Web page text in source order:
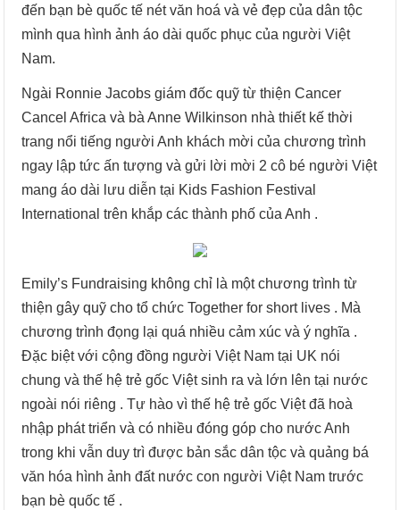
đến bạn bè quốc tế nét văn hoá và vẻ đẹp của dân tộc
mình qua hình ảnh áo dài quốc phục của người Việt
Nam.
Ngài Ronnie Jacobs giám đốc quỹ từ thiện Cancer
Cancel Africa và bà Anne Wilkinson nhà thiết kế thời
trang nổi tiếng người Anh khách mời của chương trình
ngay lập tức ấn tượng và gửi lời mời 2 cô bé người Việt
mang áo dài lưu diễn tại Kids Fashion Festival
International trên khắp các thành phố của Anh .
Emily’s Fundraising không chỉ là một chương trình từ
thiện gây quỹ cho tổ chức Together for short lives . Mà
chương trình đọng lại quá nhiều cảm xúc và ý nghĩa .
Đặc biệt với cộng đồng người Việt Nam tại UK nói
chung và thế hệ trẻ gốc Việt sinh ra và lớn lên tại nước
ngoài nói riêng . Tự hào vì thế hệ trẻ gốc Việt đã hoà
nhập phát triển và có nhiều đóng góp cho nước Anh
trong khi vẫn duy trì được bản sắc dân tộc và quảng bá
văn hóa hình ảnh đất nước con người Việt Nam trước
bạn bè quốc tế .